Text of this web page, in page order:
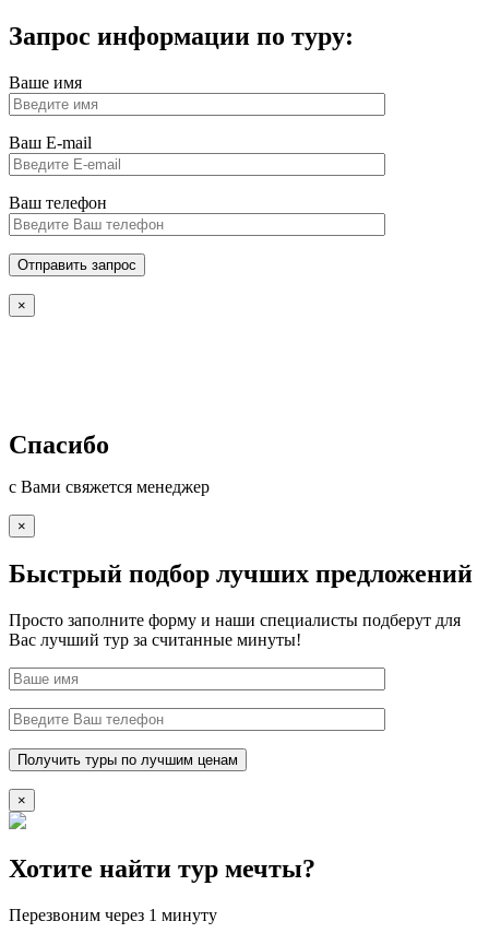
Запрос информации по туру:
Ваше имя
Ваш E-mail
Ваш телефон
×
Спасибо
с Вами свяжется менеджер
×
Быстрый подбор лучших предложений
Просто заполните форму и наши специалисты подберут для
Вас лучший тур за считанные минуты!
×
Хотите найти тур мечты?
Перезвоним через 1 минуту